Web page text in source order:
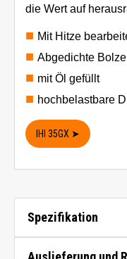
die Wert auf
Mit Hitze
Abgedichte
mit Öl gefüllt
hochbelastbare
IHI 35GX ➤
Spezifikation